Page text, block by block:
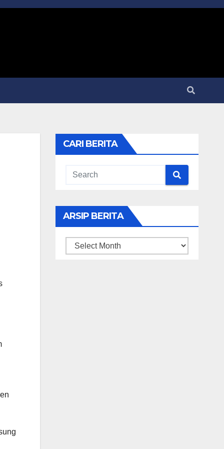
CARI BERITA
ARSIP BERITA
ARSIP